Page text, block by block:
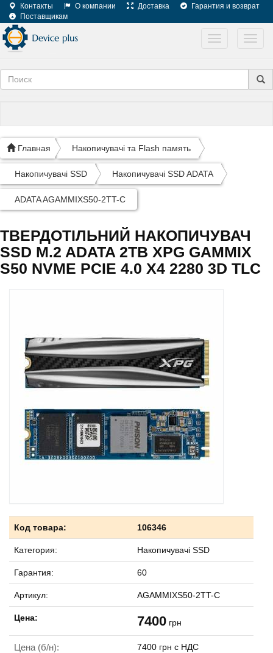
Контакты О компании Доставка
Гарантия и возврат
Поставщикам
Toggle
Главная Накопичувачі та Flash память
Накопичувачі SSD Накопичувачі SSD ADATA
ADATA AGAMMIXS50-2TT-C
ТВЕРДОТІЛЬНИЙ НАКОПИЧУВАЧ
SSD M.2 ADATA 2TB XPG GAMMIX
S50 NVME PCIE 4.0 X4 2280 3D TLC
Код товара: 106346
Категория: Накопичувачі SSD
Гарантия: 60
Артикул: AGAMMIXS50-2TT-C
Цена: 7400 грн
Цена (б/н): 7400 грн с НДС